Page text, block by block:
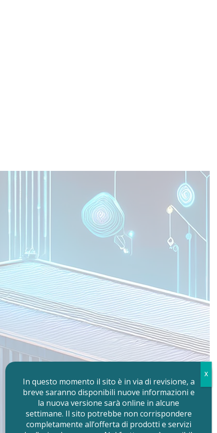
In questo momento il sito è in via di revisione, a
breve saranno disponibili nuove informazioni e
la nuova versione sarà online in alcune
settimane. Il sito potrebbe non corrispondere
completamente all’offerta di prodotti e servizi
X